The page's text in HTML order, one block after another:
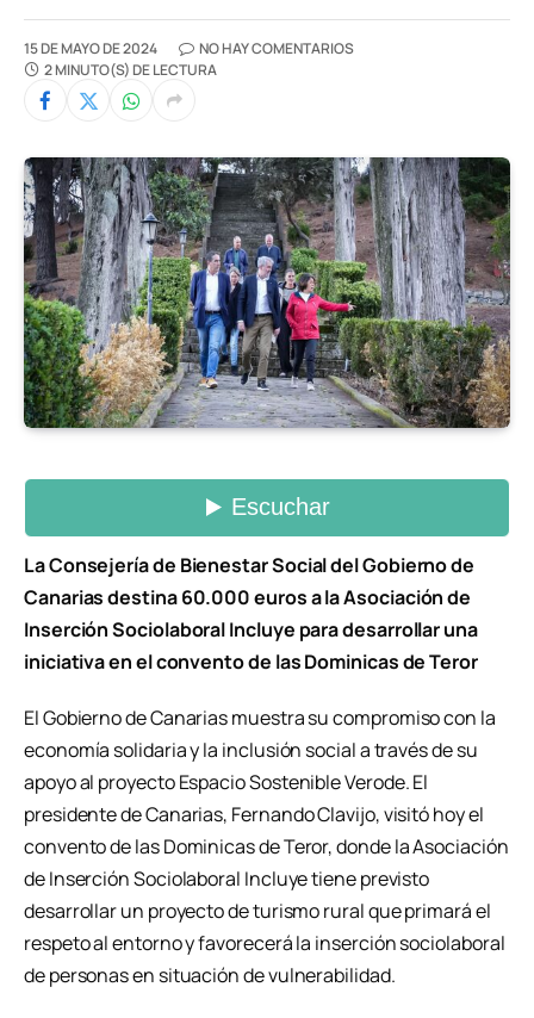
15 DE MAYO DE 2024
NO HAY COMENTARIOS
2 MINUTO(S) DE LECTURA
La Consejería de Bienestar Social del Gobierno de
Canarias destina 60.000 euros a la Asociación de
Inserción Sociolaboral Incluye para desarrollar una
iniciativa en el convento de las Dominicas de Teror
El Gobierno de Canarias muestra su compromiso con la
economía solidaria y la inclusión social a través de su
apoyo al proyecto Espacio Sostenible Verode. El
presidente de Canarias, Fernando Clavijo, visitó hoy el
convento de las Dominicas de Teror, donde la Asociación
de Inserción Sociolaboral Incluye tiene previsto
desarrollar un proyecto de turismo rural que primará el
respeto al entorno y favorecerá la inserción sociolaboral
de personas en situación de vulnerabilidad.